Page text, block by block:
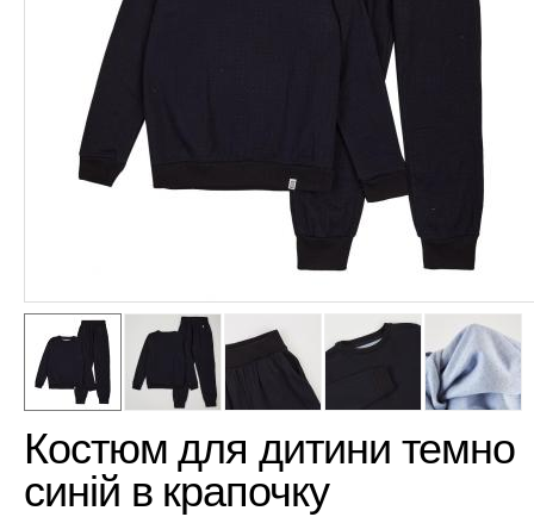
Костюм для дитини темно
синій в крапочку